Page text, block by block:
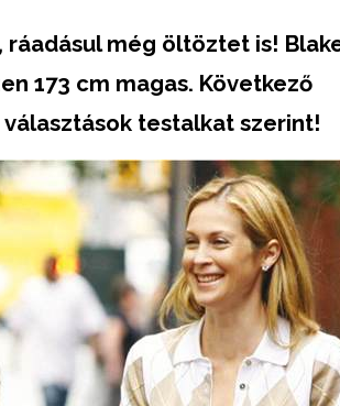
még öltöztet is!
173 cm magas. Következő
testalkat szerint!